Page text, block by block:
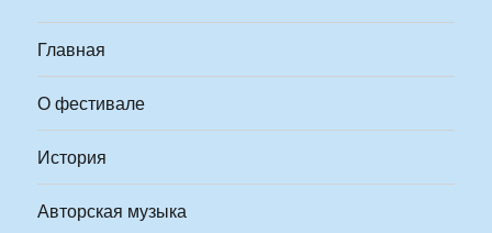
Главная
О фестивале
История
Авторская музыка